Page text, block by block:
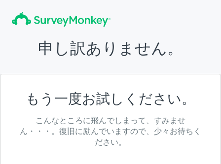
申し訳ありません。
もう一度お試しください。
こんなところに飛んでしまって、すみませ
ん・・・。復旧に励んでいますので、少々お待ちく
ださい。